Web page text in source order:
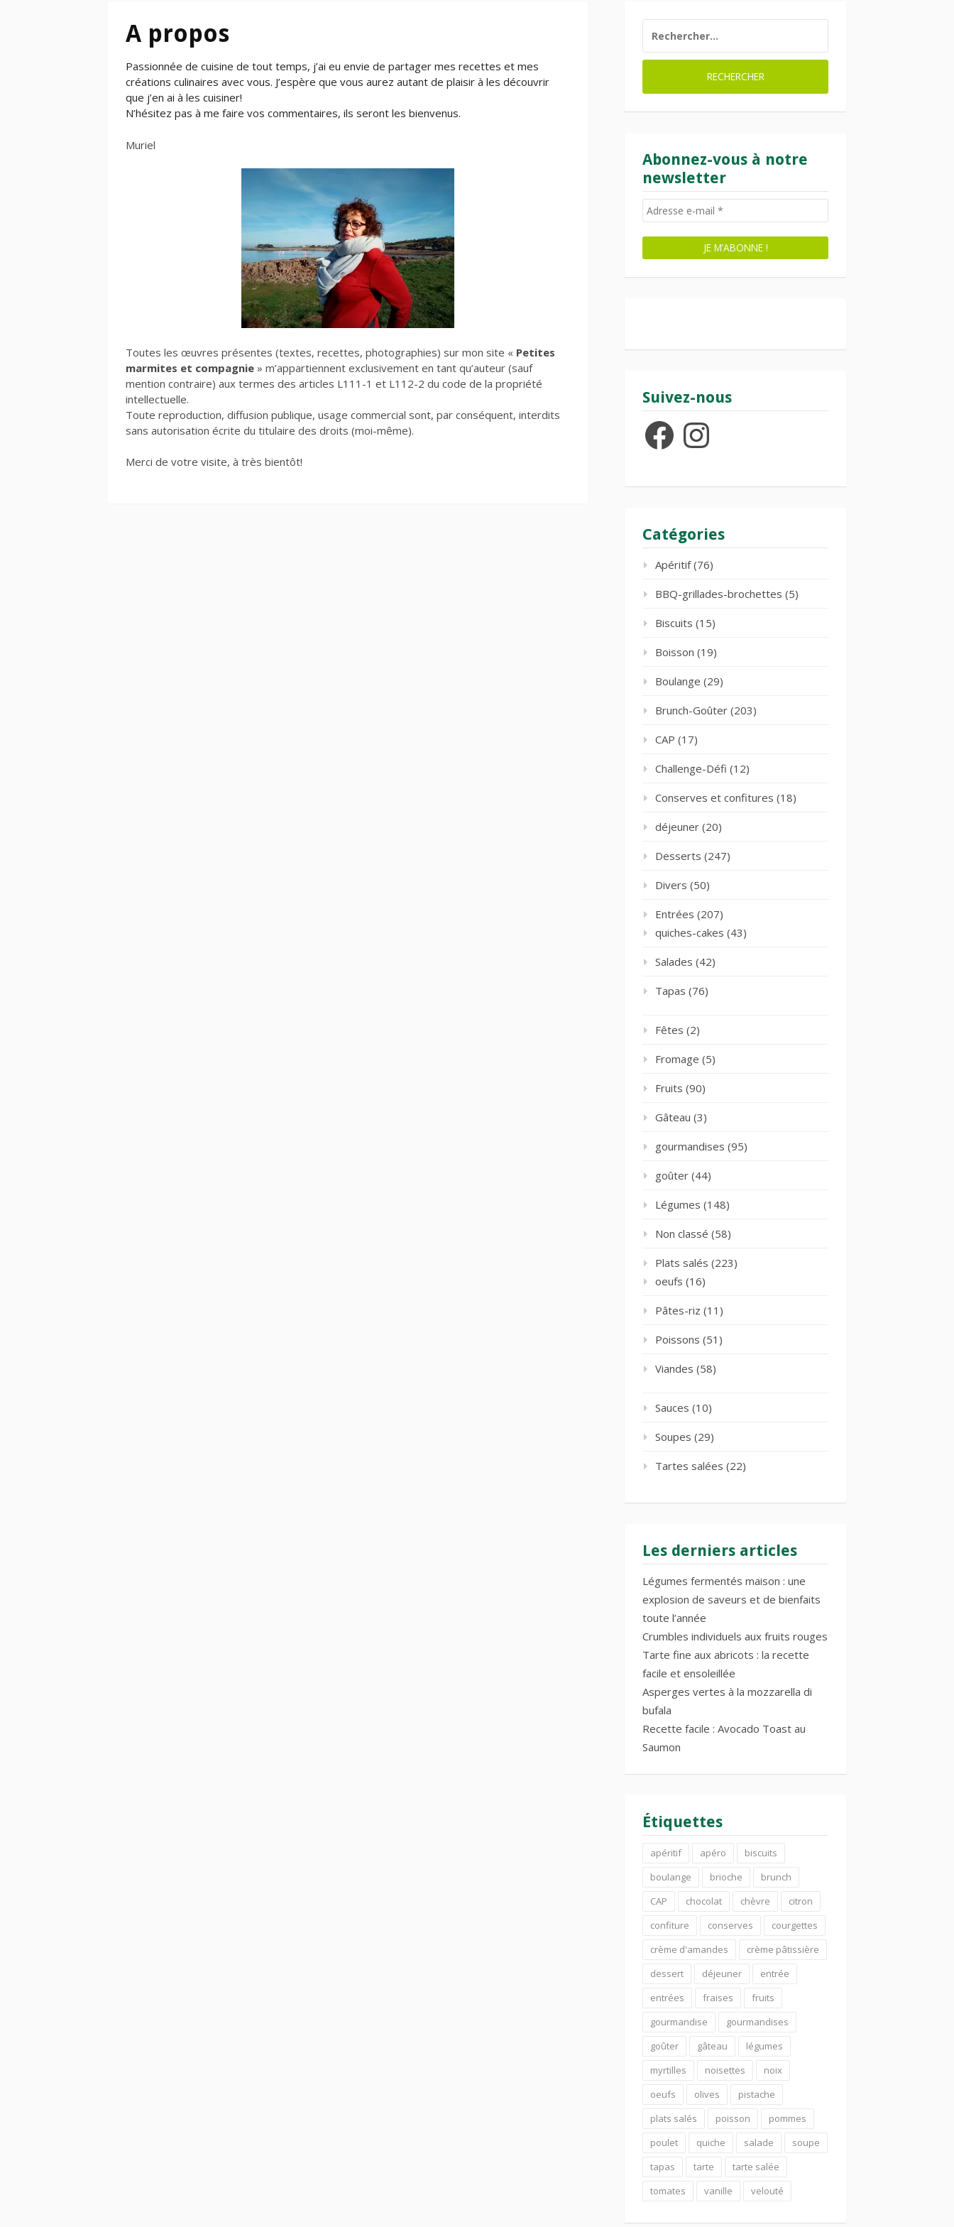
A propos
Passionnée de cuisine de tout temps, j’ai eu envie de partager mes recettes et mes
créations culinaires avec vous. J’espère que vous aurez autant de plaisir à les découvrir
que j’en ai à les cuisiner!
N’hésitez pas à me faire vos commentaires, ils seront les bienvenus.
Muriel
Toutes les œuvres présentes (textes, recettes, photographies) sur mon site « Petites
marmites et compagnie » m’appartiennent exclusivement en tant qu’auteur (sauf
mention contraire) aux termes des articles L111-1 et L112-2 du code de la propriété
intellectuelle.
Toute reproduction, diffusion publique, usage commercial sont, par conséquent, interdits
sans autorisation écrite du titulaire des droits (moi-même).
Merci de votre visite, à très bientôt!
Abonnez-vous à notre
newsletter
Suivez-nous
FacebookInstagram
Catégories
Apéritif(76)
BBQ-grillades-brochettes (5)
Biscuits (15)
Boisson (19)
Boulange (29)
Brunch-Goûter (203)
CAP (17)
Challenge-Défi (12)
Conserves et confitures (18)
déjeuner (20)
Desserts (247)
Divers (50)
Entrées (207)
quiches-cakes (43)
Salades (42)
Tapas (76)
Fêtes (2)
Fromage (5)
Fruits (90)
Gâteau (3)
gourmandises (95)
goûter (44)
Légumes (148)
Non classé (58)
Plats salés (223)
oeufs (16)
Pâtes-riz (11)
Poissons (51)
Viandes (58)
Sauces (10)
Soupes (29)
Tartes salées (22)
Les derniers articles
Légumes fermentés maison : une
explosion de saveurs et de bienfaits
toute l’année
Crumbles individuels aux fruits rouges
Tarte fine aux abricots : la recette
facile et ensoleillée
Asperges vertes à la mozzarella di
bufala
Recette facile : Avocado Toast au
Saumon
Étiquettes
apéritif apéro
biscuits
boulange
brioche
brunch
CAP
chocolat chèvre
citron
confiture
conserves
courgettes
crème d'amandes
crème pâtissière
dessert
déjeuner
entrée
entrées
fraises
fruits
gourmandise
gourmandises
goûter
gâteau
légumes
myrtilles
noisettes
noix
oeufs
olives
pistache
plats salés
poisson
pommes
poulet
quiche salade
soupe
tapas
tarte
tarte salée
tomates
vanille velouté